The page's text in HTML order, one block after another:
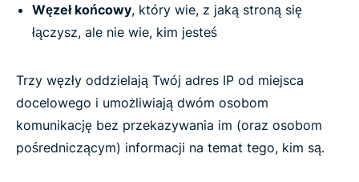
Węzeł końcowy, który wie, z jaką stroną się
łączysz, ale nie wie, kim jesteś
Trzy węzły oddzielają Twój adres IP od miejsca
docelowego i umożliwiają dwóm osobom
komunikację bez przekazywania im (oraz osobom
pośredniczącym) informacji na temat tego, kim są.